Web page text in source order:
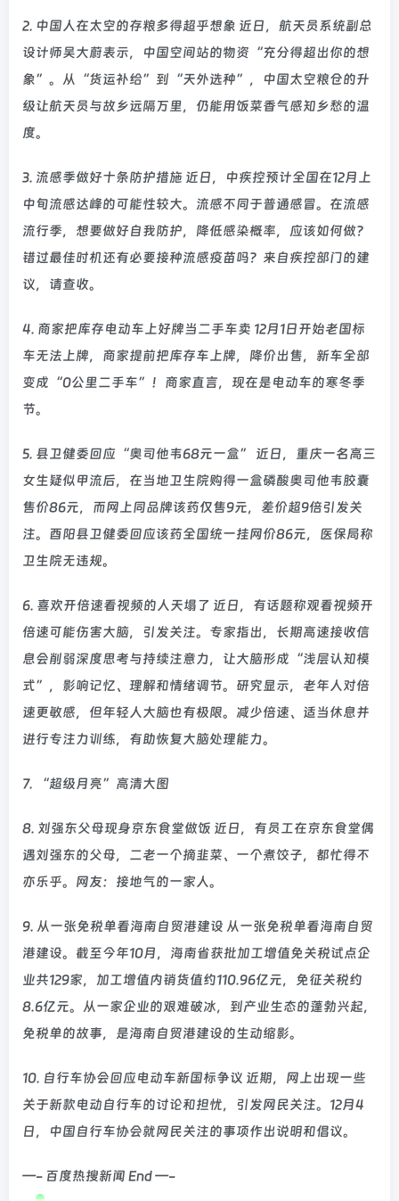
2. 中国人在太空的存粮多得超乎想象 近日，航天员系统副总
设计师吴大蔚表示，中国空间站的物资“充分得超出你的想
象”。从“货运补给”到“天外选种”，中国太空粮仓的升
级让航天员与故乡远隔万里，仍能用饭菜香气感知乡愁的温
度。
3. 流感季做好十条防护措施 近日，中疾控预计全国在12月上
中旬流感达峰的可能性较大。流感不同于普通感冒。在流感
流行季，想要做好自我防护，降低感染概率，应该如何做？
错过最佳时机还有必要接种流感疫苗吗？来自疾控部门的建
议，请查收。
4. 商家把库存电动车上好牌当二手车卖 12月1日开始老国标
车无法上牌，商家提前把库存车上牌，降价出售，新车全部
变成“0公里二手车”！商家直言，现在是电动车的寒冬季
节。
5. 县卫健委回应“奥司他韦68元一盒” 近日，重庆一名高三
女生疑似甲流后，在当地卫生院购得一盒磷酸奥司他韦胶囊
售价86元，而网上同品牌该药仅售9元，差价超9倍引发关
注。酉阳县卫健委回应该药全国统一挂网价86元，医保局称
卫生院无违规。
6. 喜欢开倍速看视频的人天塌了 近日，有话题称观看视频开
倍速可能伤害大脑，引发关注。专家指出，长期高速接收信
息会削弱深度思考与持续注意力，让大脑形成“浅层认知模
式”，影响记忆、理解和情绪调节。研究显示，老年人对倍
速更敏感，但年轻人大脑也有极限。减少倍速、适当休息并
进行专注力训练，有助恢复大脑处理能力。
7. “超级月亮”高清大图
8. 刘强东父母现身京东食堂做饭 近日，有员工在京东食堂偶
遇刘强东的父母，二老一个摘韭菜、一个煮饺子，都忙得不
亦乐乎。网友：接地气的一家人。
9. 从一张免税单看海南自贸港建设 从一张免税单看海南自贸
港建设。截至今年10月，海南省获批加工增值免关税试点企
业共129家，加工增值内销货值约110.96亿元，免征关税约
8.6亿元。从一家企业的艰难破冰，到产业生态的蓬勃兴起，
免税单的故事，是海南自贸港建设的生动缩影。
10. 自行车协会回应电动车新国标争议 近期，网上出现一些
关于新款电动自行车的讨论和担忧，引发网民关注。12月4
日，中国自行车协会就网民关注的事项作出说明和倡议。
—- 百度热搜新闻 End —-